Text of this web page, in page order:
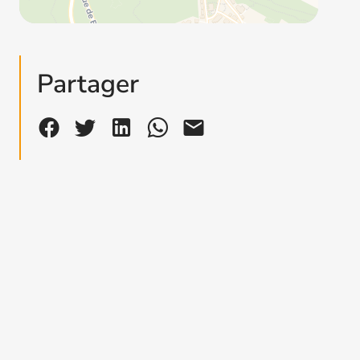
Partager